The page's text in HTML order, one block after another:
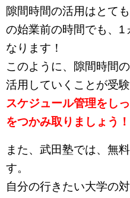
隙間時間の活用はとて
の始業前の時間でも、1
なります！
このように、隙間時間
活用していくことが受
スケジュール管理をし
をつかみ取りましょう！
また、武田塾では、無
す。
自分の行きたい大学の